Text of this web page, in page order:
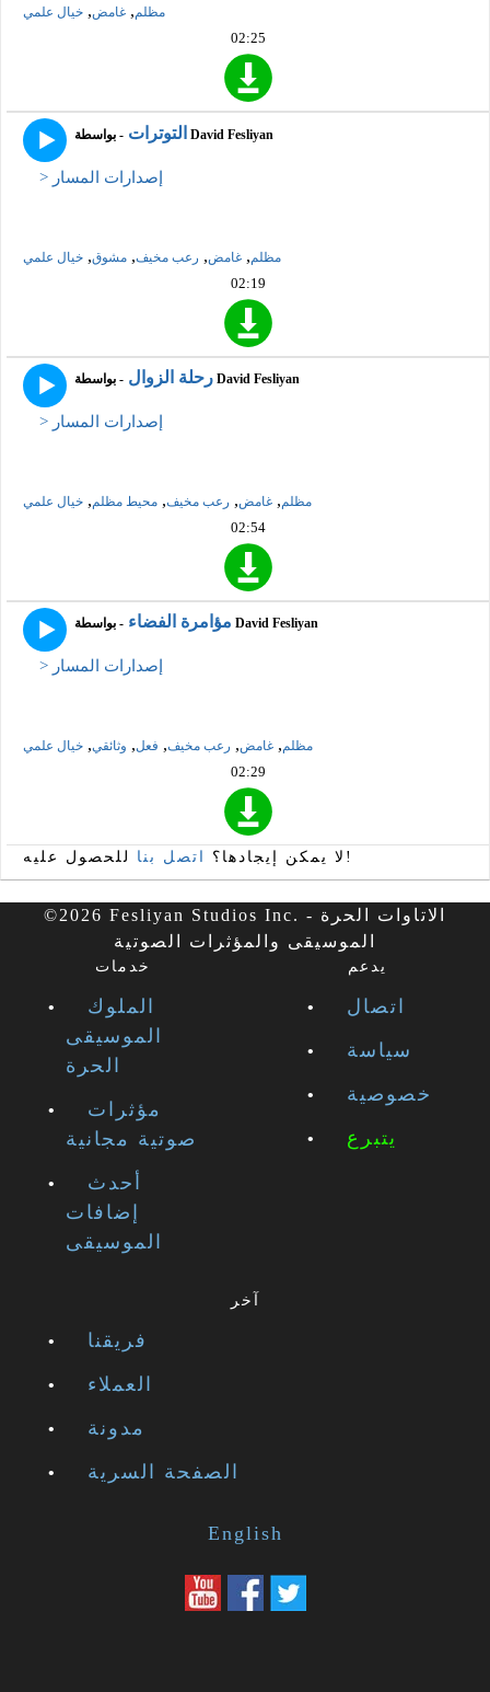
مظلم, غامض, خيال علمي
02:25
التوترات - بواسطة David Fesliyan
> إصدارات المسار
مظلم , غامض, رعب مخيف, مشوق, خيال علمي
02:19
رحلة الزوال - بواسطة David Fesliyan
> إصدارات المسار
مظلم, غامض, رعب مخيف, محيط مظلم, خيال علمي
02:54
مؤامرة الفضاء - بواسطة David Fesliyan
> إصدارات المسار
مظلم, غامض, رعب مخيف, فعل, وثائقي, خيال علمي
02:29
لا يمكن إيجادها؟ اتصل بنا للحصول عليه!
©2026 Fesliyan Studios Inc. - الاتاوات الحرة
الموسيقى والمؤثرات الصوتية
خدمات
الملوك
الموسيقى
الحرة
مؤثرات
صوتية مجانية
أحدث
إضافات
الموسيقى
يدعم
اتصال
سياسة
خصوصية
يتبرع
آخر
فريقنا
العملاء
مدونة
الصفحة السرية
English